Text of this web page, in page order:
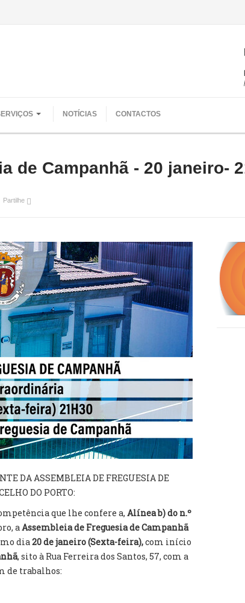
NOTÍCIAS CONTACTOS
de Campanhã - 20 janeiro-
Partilhe
DA ASSEMBLEIA DE FREGUESIA DE
DO PORTO:
que lhe confere a, Alínea b) do n.º
aAssembleia de Freguesia de Campanhã
dia20 de janeiro (Sexta-feira),com início
, sito à Rua Ferreira dos Santos, 57, com a
de trabalhos: